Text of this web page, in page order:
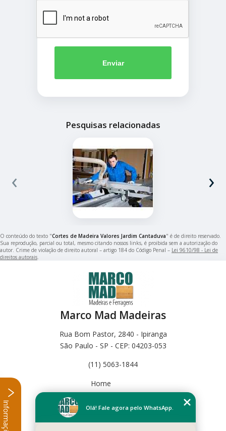
Enviar
Pesquisas relacionadas
‹ ›
O conteúdo do texto "Cortes de Madeira Valores Jardim Cantaduva" é de direito reservado.
Sua reprodução, parcial ou total, mesmo citando nossos links, é proibida sem a autorização do
autor. Crime de violação de direito autoral – artigo 184 do Código Penal – Lei 9610/98 - Lei de
direitos autorais.
Marco Mad Madeiras
Rua Bom Pastor, 2840 - Ipiranga
São Paulo - SP - CEP: 04203-053
(11) 5063-1844
Home
Empresa
Missão
Olá! Fale agora pelo WhatsApp.
Informações